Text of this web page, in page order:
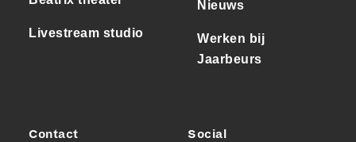
Livestream studio
Nieuws
Werken bij
Jaarbeurs
Contact Social